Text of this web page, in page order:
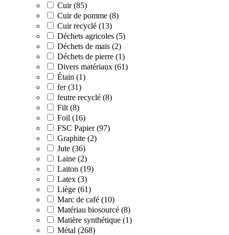
Cuir (85)
Cuir de pomme (8)
Cuir recyclé (13)
Déchets agricoles (5)
Déchets de maïs (2)
Déchets de pierre (1)
Divers matériaux (61)
Étain (1)
fer (31)
feutre recyclé (8)
Filt (8)
Foil (16)
FSC Papier (97)
Graphite (2)
Jute (36)
Laine (2)
Laiton (19)
Latex (3)
Liège (61)
Marc de café (10)
Matériau biosourcé (8)
Matière synthétique (1)
Métal (268)